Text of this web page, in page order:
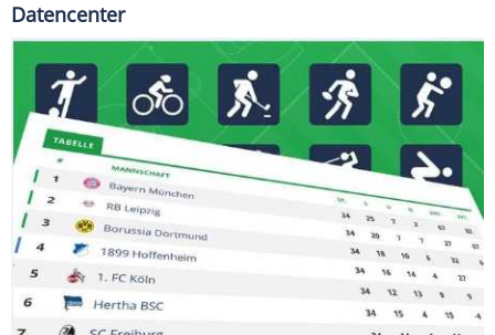
Datencenter